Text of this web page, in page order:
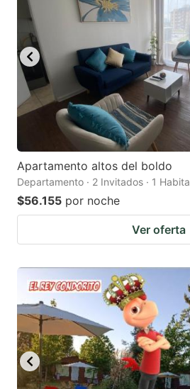
mark
to
get
the
keyboard
shortcuts
for
changing
dates.
Apartamento altos del boldo
Departamento · 2 Invitados · 1
$56.155 por noche
Ver oferta